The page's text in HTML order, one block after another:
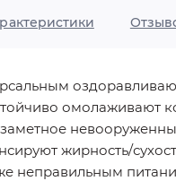
омолаживают
заметное
жирность/
неправильным